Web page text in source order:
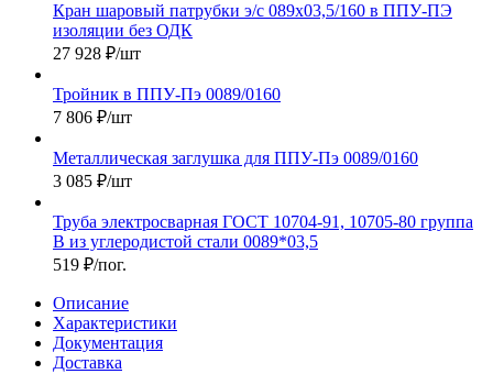
Кран шаровый патрубки э/с 089х03,5/160 в ППУ-ПЭ
изоляции без ОДК
27 928 ₽/шт
Тройник в ППУ-Пэ 0089/0160
7 806 ₽/шт
Металлическая заглушка для ППУ-Пэ 0089/0160
3 085 ₽/шт
Труба электросварная ГОСТ 10704-91, 10705-80 группа
В из углеродистой стали 0089*03,5
519 ₽/пог.
Описание
Характеристики
Документация
Доставка